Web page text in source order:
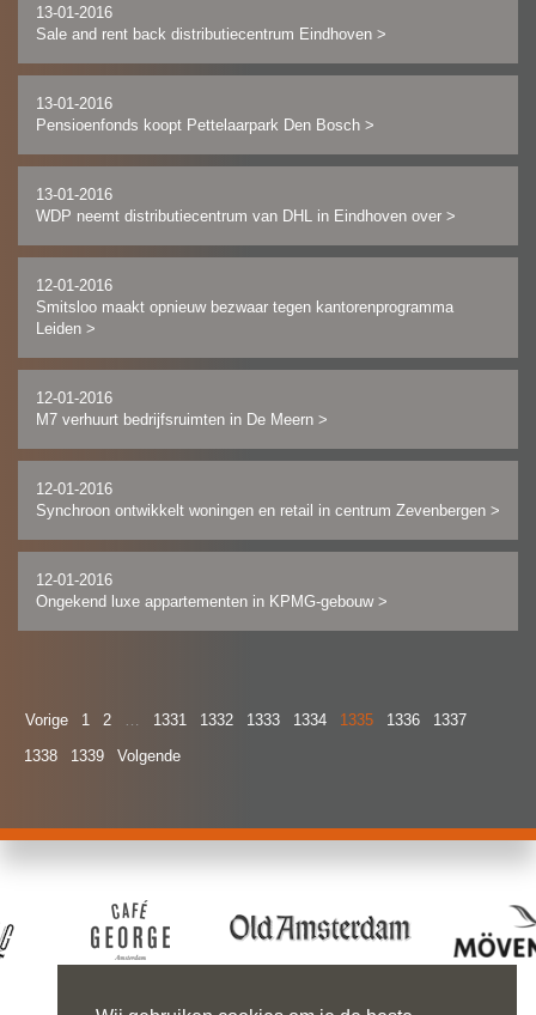
13-01-2016
Sale and rent back distributiecentrum Eindhoven >
13-01-2016
Pensioenfonds koopt Pettelaarpark Den Bosch >
13-01-2016
WDP neemt distributiecentrum van DHL in Eindhoven over >
12-01-2016
Smitsloo maakt opnieuw bezwaar tegen kantorenprogramma
Leiden >
12-01-2016
M7 verhuurt bedrijfsruimten in De Meern >
12-01-2016
Synchroon ontwikkelt woningen en retail in centrum Zevenbergen >
12-01-2016
Ongekend luxe appartementen in KPMG-gebouw >
Vorige 1 2 … 1331 1332 1333 1334 1335 1336
1337
1338
1339 Volgende